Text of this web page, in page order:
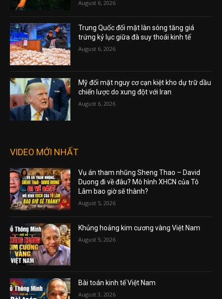
August 6, 2026
Trung Quốc đối mặt làn sóng tăng giá
trứng kỷ lục giữa đà suy thoái kinh tế
August 6, 2026
Mỹ đối mặt nguy cơ cạn kiệt kho dự trữ dầu
chiến lược do xung đột với Iran
August 6, 2026
VIDEO MỚI NHẤT
Vụ án tham nhũng Sheng Thao – David
Duong đi về đâu? Mô hình XHCN của Tô
Lâm bao giờ sẽ thành?
August 5, 2026
Khủng hoảng kim cương vàng Việt Nam
August 5, 2026
Bài toán kinh tế Việt Nam
August 3, 2026